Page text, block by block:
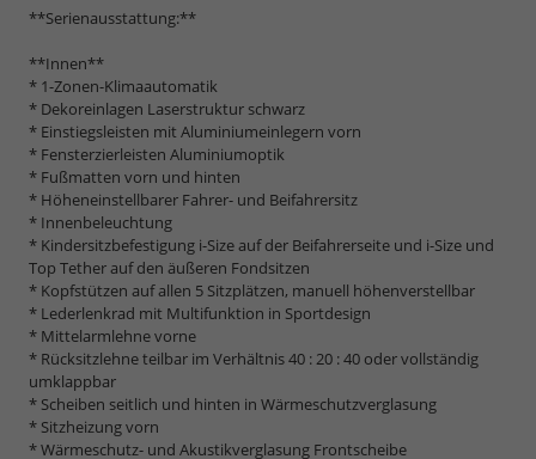
**Serienausstattung:**
**Innen**
* 1-Zonen-Klimaautomatik
* Dekoreinlagen Laserstruktur schwarz
* Einstiegsleisten mit Aluminiumeinlegern vorn
* Fensterzierleisten Aluminiumoptik
* Fußmatten vorn und hinten
* Höheneinstellbarer Fahrer- und Beifahrersitz
* Innenbeleuchtung
* Kindersitzbefestigung i-Size auf der Beifahrerseite und i-Size und
Top Tether auf den äußeren Fondsitzen
* Kopfstützen auf allen 5 Sitzplätzen, manuell höhenverstellbar
* Lederlenkrad mit Multifunktion in Sportdesign
* Mittelarmlehne vorne
* Rücksitzlehne teilbar im Verhältnis 40 : 20 : 40 oder vollständig
umklappbar
* Scheiben seitlich und hinten in Wärmeschutzverglasung
* Sitzheizung vorn
* Wärmeschutz- und Akustikverglasung Frontscheibe